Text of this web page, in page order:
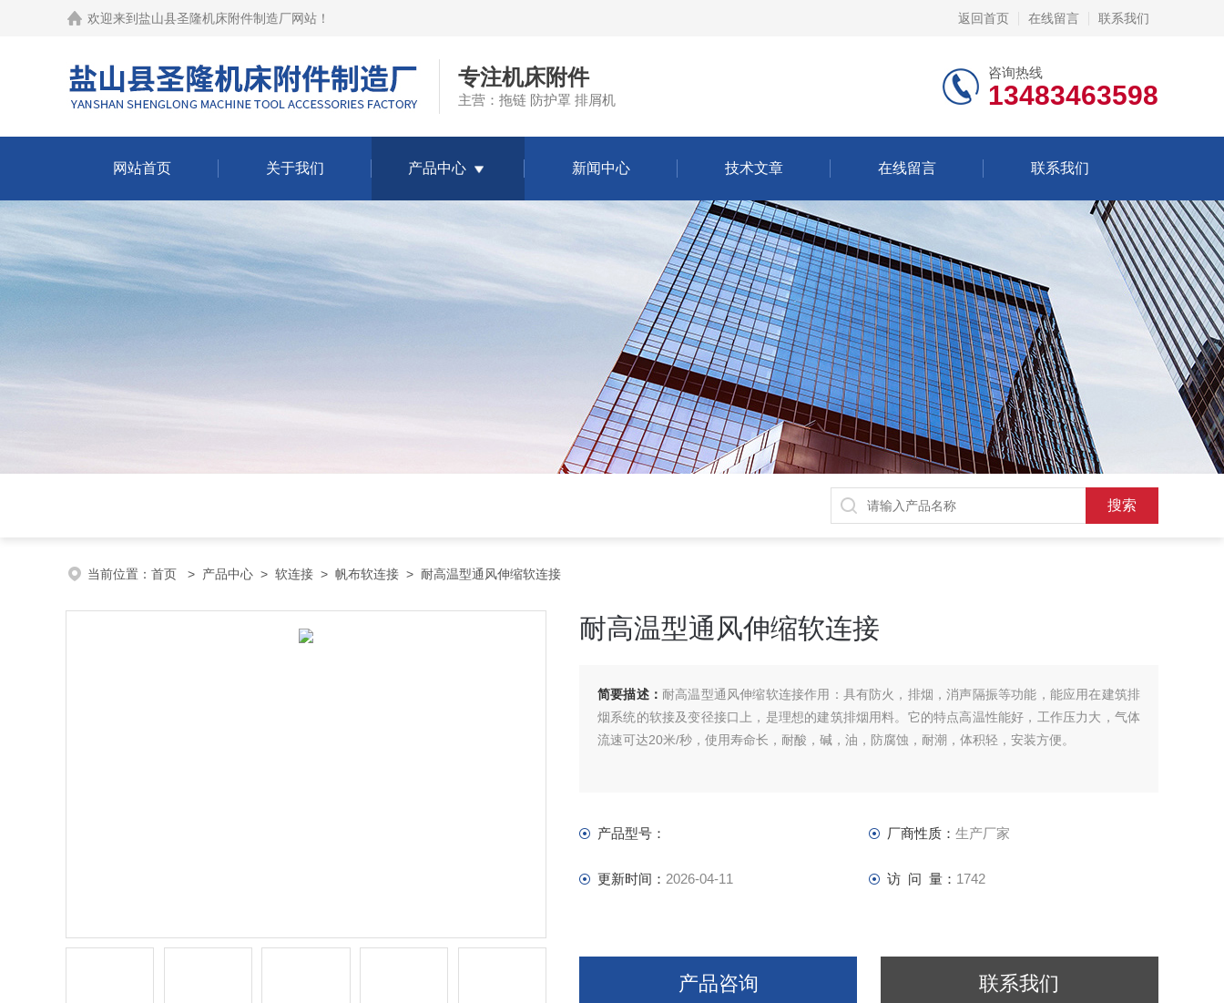
欢迎来到 盐山县圣隆机床附件制造厂网站 ！ 返回首页 在线留言 联系我们
专注机床附件
主营：拖链 防护罩 排屑机
咨询热线
13483463598
网站首页 关于我们 产品中心 新闻中心 技术文章 在线留言 联系我们
当前位置： 首页 > 产品中心 > 软连接 > 帆布软连接 > 耐高温型通风伸缩软连接
耐高温型通风伸缩软连接
简要描述： 耐高温型通风伸缩软连接作用：具有防火，排烟，消声隔振等功能，能应用在建筑排
烟系统的软接及变径接口上，是理想的建筑排烟用料。它的特点高温性能好，工作压力大，气体
流速可达20米/秒，使用寿命长，耐酸，碱，油，防腐蚀，耐潮，体积轻，安装方便。
产品型号： 厂商性质： 生产厂家
更新时间： 2026-04-11 访 问 量： 1742
产品咨询 联系我们